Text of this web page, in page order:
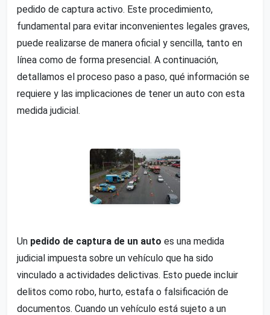
pedido de captura activo. Este procedimiento,
fundamental para evitar inconvenientes legales graves,
puede realizarse de manera oficial y sencilla, tanto en
línea como de forma presencial. A continuación,
detallamos el proceso paso a paso, qué información se
requiere y las implicaciones de tener un auto con esta
medida judicial.
Un pedido de captura de un auto es una medida
judicial impuesta sobre un vehículo que ha sido
vinculado a actividades delictivas. Esto puede incluir
delitos como robo, hurto, estafa o falsificación de
documentos. Cuando un vehículo está sujeto a un